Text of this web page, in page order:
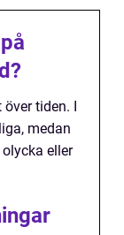
tiden. I
medan
eller